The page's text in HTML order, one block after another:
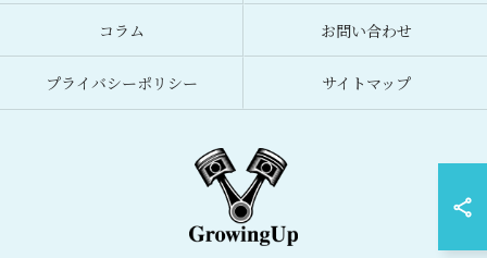
コラム お問い合わせ
プライバシーポリシー サイトマップ